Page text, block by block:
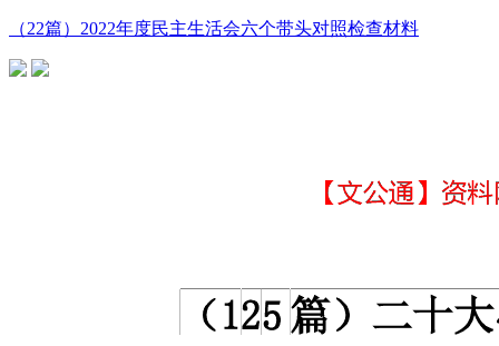
（22篇）2022年度民主生活会六个带头对照检查材料